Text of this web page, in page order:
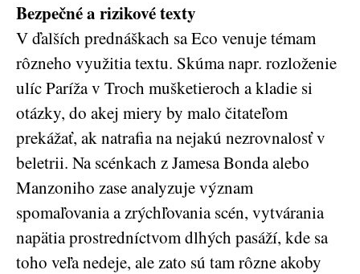
Bezpečné a rizikové texty
V ďalších prednáškach sa Eco venuje témam
rôzneho využitia textu. Skúma napr. rozloženie
ulíc Paríža v Troch mušketieroch a kladie si
otázky, do akej miery by malo čitateľom
prekážať, ak natrafia na nejakú nezrovnalosť v
beletrii. Na scénkach z Jamesa Bonda alebo
Manzoniho zase analyzuje význam
spomaľovania a zrýchľovania scén, vytvárania
napätia prostredníctvom dlhých pasáží, kde sa
toho veľa nedeje, ale zato sú tam rôzne akoby